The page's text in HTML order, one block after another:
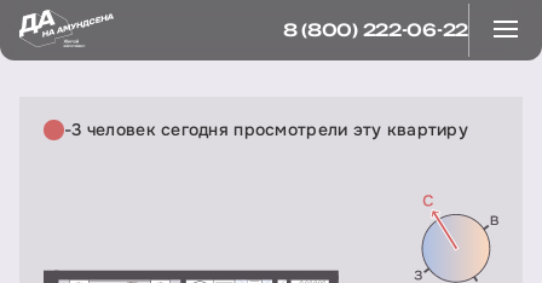
8 (800) 222-06-22
-3 человек сегодня просмотрели эту квартиру